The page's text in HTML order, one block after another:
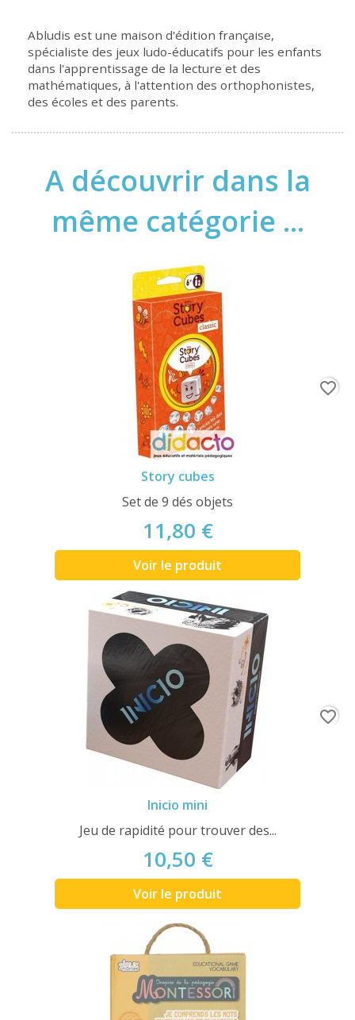
Abludis est une maison d'édition française,
spécialiste des jeux ludo-éducatifs pour les enfants
dans l'apprentissage de la lecture et des
mathématiques, à l'attention des orthophonistes,
des écoles et des parents.
A découvrir dans la
même catégorie ...
Story cubes
Set de 9 dés objets
11,80 €
Voir le produit
favorite_border
Inicio mini
Jeu de rapidité pour trouver des...
10,50 €
Voir le produit
favorite_border